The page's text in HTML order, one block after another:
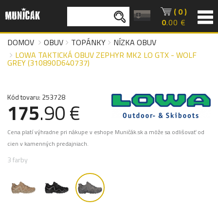
( 0 )
0.00 €
DOMOV
OBUV TOPÁNKY
NÍZKA OBUV
LOWA TAKTICKÁ OBUV ZEPHYR MK2 LO GTX - WOLF
GREY (310890D640737)
Kód tovaru: 253728
175.90 €
Cena platí výhradne pri nákupe v eshope Muničák.sk a môže sa odlišovať od
cien v kamenných predajniach.
3 farby